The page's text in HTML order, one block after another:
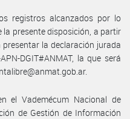
registros alcanzados por lo
la presente disposición, a partir
la declaración jurada
DGIT#ANMAT, la que será
el Vademécum Nacional de
de Gestión de Información